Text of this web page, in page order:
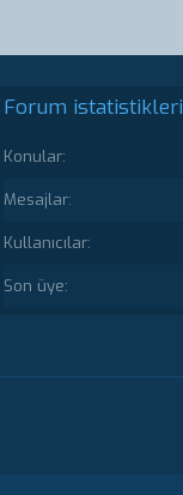
Forum istatistikleri
Konular
Mesajlar
Kullanıcılar
Son üye